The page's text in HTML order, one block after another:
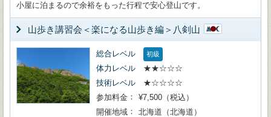
小屋に泊まるので余裕をもった行程で安心登山です。
山歩き講習会＜楽になる山歩き編＞八剣山
総合レベル 初級
体力レベル
★★☆☆☆
技術レベル
★☆☆☆☆
参加料金
¥7,500（税込）
開催地域
北海道（北海道）